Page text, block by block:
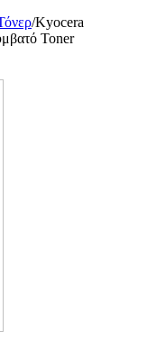
/Kyocera
Toner